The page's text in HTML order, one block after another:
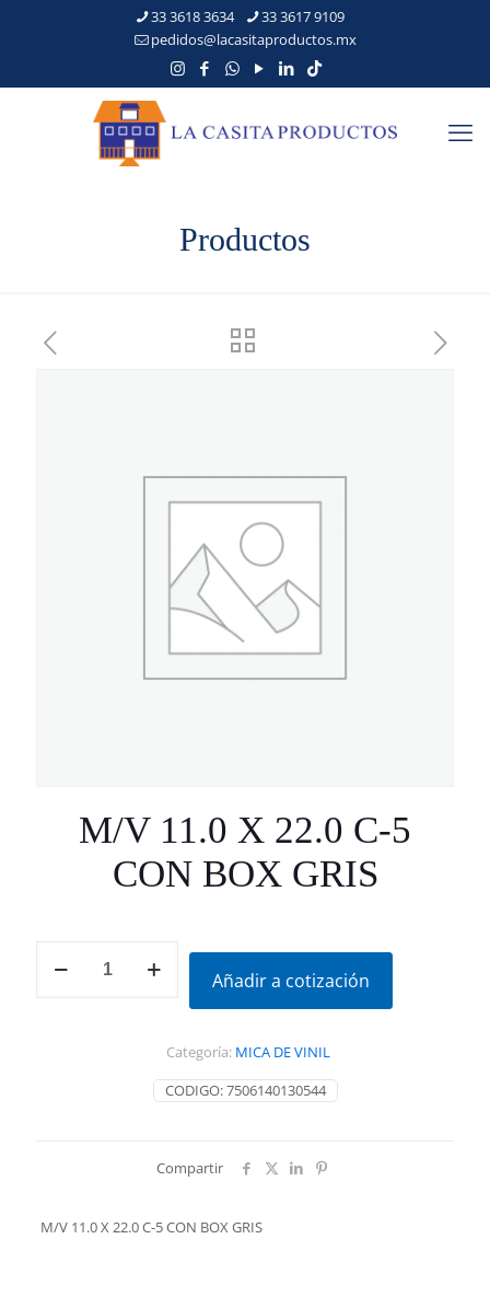
33 3618 3634
33 3617 9109
pedidos@lacasitaproductos.mx
Productos
M/V 11.0 X 22.0 C-5
CON BOX GRIS
11.0
Añadir a cotización
CODIGO:7506140130544
Categoría: MICA DE VINIL
Compartir
M/V 11.0 X 22.0 C-5 CON BOX GRIS